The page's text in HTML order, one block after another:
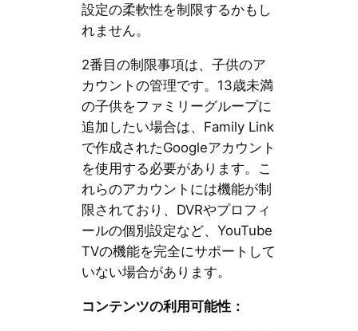
設定の柔軟性を制限するかもし
れません。
2番目の制限事項は、子供のア
カウントの管理です。13歳未満
の子供をファミリーグループに
追加したい場合は、Family Link
で作成されたGoogleアカウント
を使用する必要があります。こ
れらのアカウントには機能が制
限されており、DVRやプロフィ
ールの個別設定など、YouTube
TVの機能を完全にサポートして
いない場合があります。
コンテンツの利用可能性：